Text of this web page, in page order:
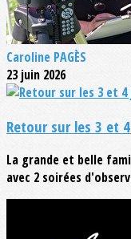
Caroline PAGÈS
23 juin 2026
Retour sur les 3 et
La grande et belle
avec 2 soirées